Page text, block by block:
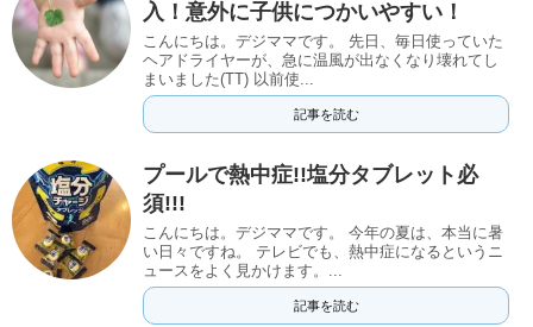
入！意外に子供につかいやすい！
こんにちは。デジママです。 先日、毎日使っていた
ヘアドライヤーが、急に温風が出なくなり壊れてし
まいました(TT) 以前使...
記事を読む
プールで熱中症!!塩分タブレット必
須!!!
こんにちは。デジママです。 今年の夏は、本当に暑
い日々ですね。 テレビでも、熱中症になるというニ
ュースをよく見かけます。...
記事を読む